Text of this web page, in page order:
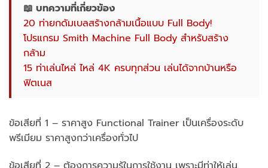
📖 บทความที่เกี่ยวข้อง
20 ท่ายกดัมเบลสร้างกล้ามเนื้อแบบ Full Body!
โปรแกรม Smith Machine Full Body สำหรับสร้าง
กล้าม
15 ท่าเล่นไหล่ ไหล่ 4K ครบทุกส่วน เล่นได้จากบ้านหรือ
ฟิตเนส
ข้อเสียที่ 1 – ราคาสูง Functional Trainer เป็นเครื่องระดับ
พรีเมียม ราคาสูงกว่าเครื่องทั่วไป